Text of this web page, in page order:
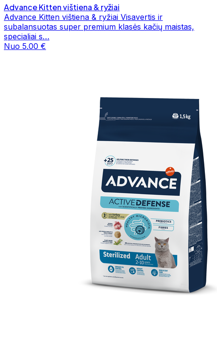
Advance Kitten vištiena & ryžiai
Advance Kitten vištiena & ryžiai Visavertis ir
subalansuotas super premium klasės kačių maistas,
specialiai s…
Nuo 5.00 €